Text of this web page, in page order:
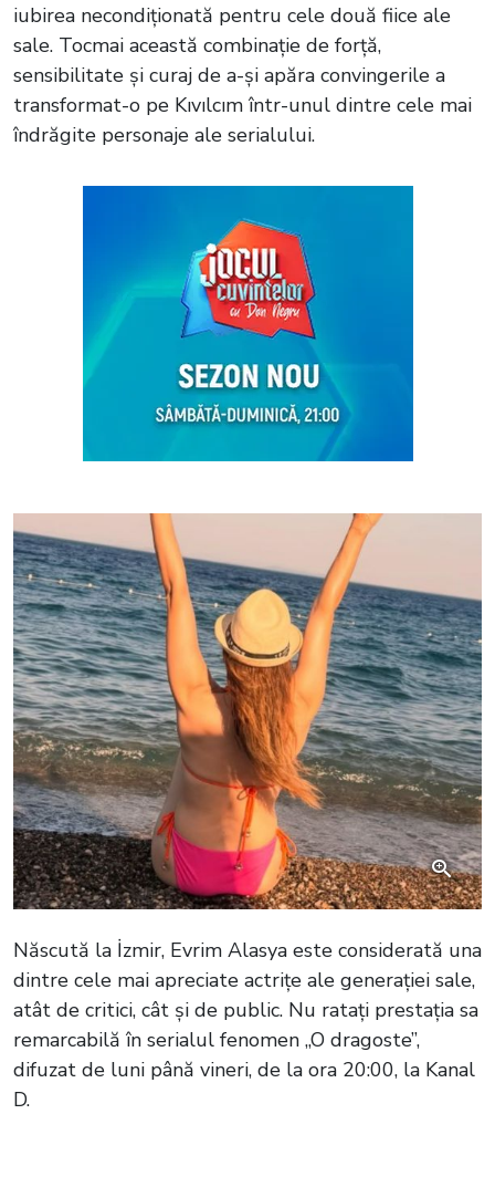
iubirea necondiționată pentru cele două fiice ale
sale. Tocmai această combinație de forță,
sensibilitate și curaj de a-și apăra convingerile a
transformat-o pe Kıvılcım într-unul dintre cele mai
îndrăgite personaje ale serialului.
Născută la İzmir, Evrim Alasya este considerată una
dintre cele mai apreciate actrițe ale generației sale,
atât de critici, cât și de public. Nu ratați prestația sa
remarcabilă în serialul fenomen „O dragoste”,
difuzat de luni până vineri, de la ora 20:00, la Kanal
D.